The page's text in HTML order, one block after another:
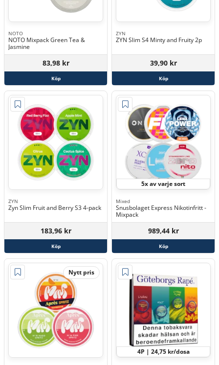
NOTO
NOTO Mixpack Green Tea &
Jasmine
83,98 kr
Köp
ZYN
ZYN Slim S4 Minty and Fruity 2p
39,90 kr
Köp
ZYN
Zyn Slim Fruit and Berry S3 4-pack
183,96 kr
Köp
5x av varje sort
Mixed
Snusbolaget Express Nikotinfritt -
Mixpack
989,44 kr
Köp
Nytt pris
4P | 24,75 kr/dosa